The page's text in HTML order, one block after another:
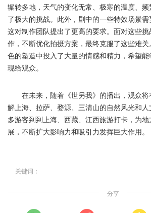
辗转多地，天气的变化无常、极寒的温度、
了极大的挑战。此外，剧中的一些特效场景需
这对制作团队提出了更高的要求。面对这些
作，不断优化拍摄方案，最终克服了这些难
色的塑造中投入了大量的情感和精力，希望
现给观众。
在未来，随着《世另我》的播出，观众将
解上海、拉萨、婺源、三清山的自然风光和
多游客到到上海、西藏、江西旅游打卡，为
展，不断扩大影响力和吸引力发挥巨大作用。
关键词：
分享